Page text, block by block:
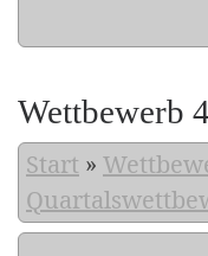
Wettbewerb
Start »